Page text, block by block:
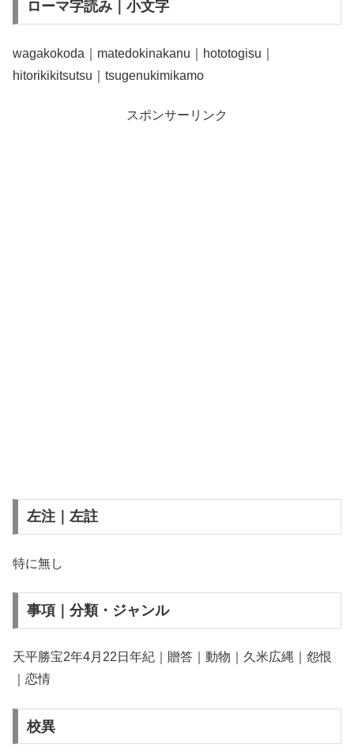
ローマ字読み｜小文字
wagakokoda｜matedokinakanu｜hototogisu｜
hitorikikitsutsu｜tsugenukimikamo
スポンサーリンク
左注｜左註
特に無し
事項｜分類・ジャンル
天平勝宝2年4月22日年紀｜贈答｜動物｜久米広縄｜怨恨
｜恋情
校異